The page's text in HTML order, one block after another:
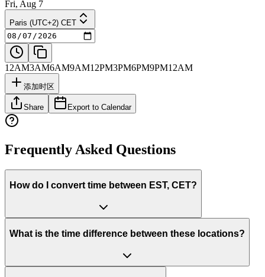
Fri, Aug 7
Paris (UTC+2) CET
12AM3AM6AM9AM12PM3PM6PM9PM12AM
添加时区
Share Export to Calendar
Frequently Asked Questions
How do I convert time between EST, CET?
What is the time difference between these locations?